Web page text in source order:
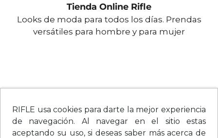
RIFLE usa cookies para darte la mejor experiencia
de navegación. Al navegar en el sitio estas
aceptando su uso, si deseas saber más acerca de
Tienda Online Rifle
Looks de moda para todos los días. Prendas
versátiles para hombre y para mujer